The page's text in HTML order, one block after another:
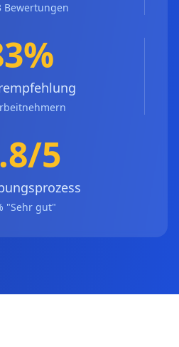
Bewertungen
5
"Sehr gut"